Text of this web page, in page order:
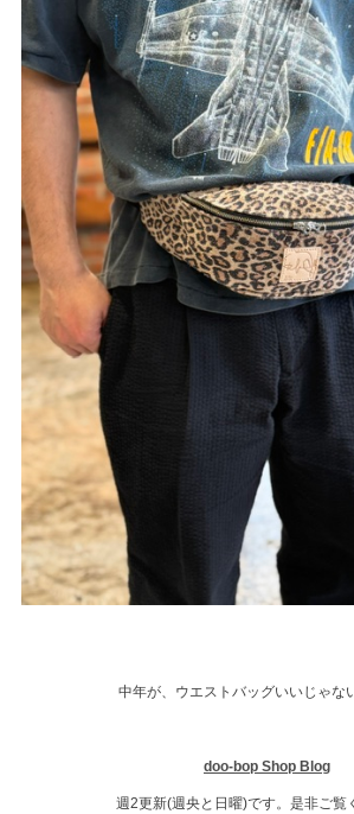
中年が、ウエストバッグいいじゃな
doo-bop Shop Blog
週2更新(週央と日曜)です。是非ご覧